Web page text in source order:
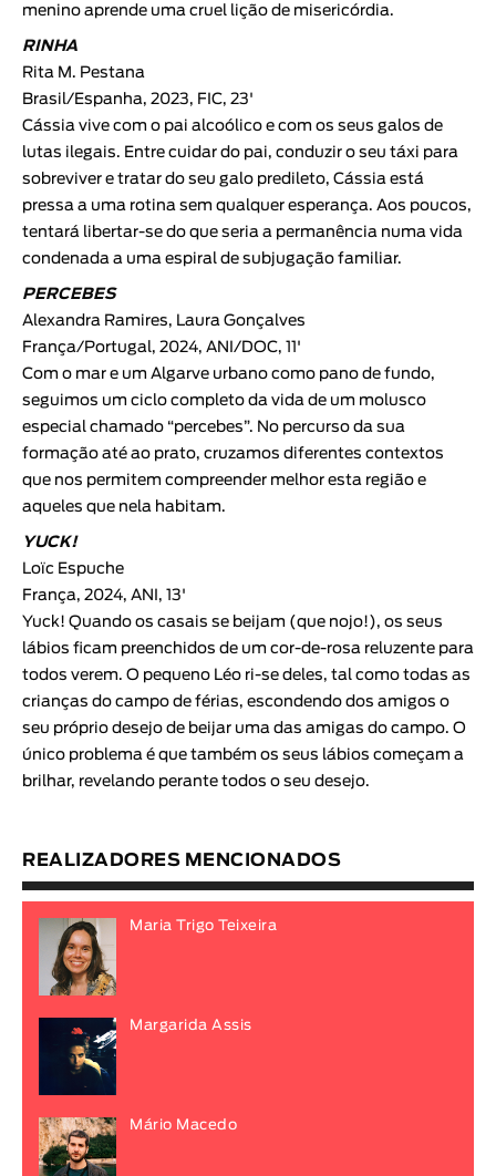
menino aprende uma cruel lição de misericórdia.
RINHA
Rita M. Pestana
Brasil/Espanha, 2023, FIC, 23'
Cássia vive com o pai alcoólico e com os seus galos de
lutas ilegais. Entre cuidar do pai, conduzir o seu táxi para
sobreviver e tratar do seu galo predileto, Cássia está
pressa a uma rotina sem qualquer esperança. Aos poucos,
tentará libertar-se do que seria a permanência numa vida
condenada a uma espiral de subjugação familiar.
PERCEBES
Alexandra Ramires, Laura Gonçalves
França/Portugal, 2024, ANI/DOC, 11'
Com o mar e um Algarve urbano como pano de fundo,
seguimos um ciclo completo da vida de um molusco
especial chamado “percebes”. No percurso da sua
formação até ao prato, cruzamos diferentes contextos
que nos permitem compreender melhor esta região e
aqueles que nela habitam.
YUCK!
Loïc Espuche
França, 2024, ANI, 13'
Yuck! Quando os casais se beijam (que nojo!), os seus
lábios ficam preenchidos de um cor-de-rosa reluzente para
todos verem. O pequeno Léo ri-se deles, tal como todas as
crianças do campo de férias, escondendo dos amigos o
seu próprio desejo de beijar uma das amigas do campo. O
único problema é que também os seus lábios começam a
brilhar, revelando perante todos o seu desejo.
REALIZADORES MENCIONADOS
Maria Trigo Teixeira
Margarida Assis
Mário Macedo